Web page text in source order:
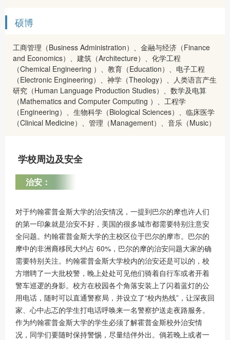
硕博
工商管理（Business Administration）、金融与经济（Finance
and Economics）、建筑（Architecture）、化学工程
（Chemical Engineering ）、教育（Education）、电子工程
（Electronic Engineering）、神学（Theology）、人类语言产生
研究（Human Language Production Studies）、数学及电算
（Mathematics and Computer Computing ）、工程学
（Engineering）、生物科学（Biological Sciences）、临床医学
（Clinical Medicine）、管理（Management）、音乐（Music）
学校周边及安全
治安：
对于约翰霍普金斯大学的治安情况，一提到巴尔的摩也许人们
的第一印象就是治安不好，美国的很多城市都需要特别注意安
全问题。约翰霍普金斯大学的主校区位于巴尔的摩市。巴尔的
摩中的非洲裔移民大约占 60%，巴尔的摩的治安问题大家的确
需要特别关注。约翰霍普金斯大学校内的治安还是可以的，校
方增聘了一大批校警，晚上处处可见他们骑着自行车或者开着
警车巡逻的身影。校方在校园各个角落安装上了闪着蓝灯的公
用电话，随时可以直通警察局，并设立了“校内热线”，让深夜回
家、心中忐忑的学生打电话呼唤来一名警察护送走夜路服务。
作为约翰霍普金斯大学的学生必须了解霍普金斯校外治安情
况，同学们要随时保持警惕，尽量结伴外出。倘若晚上或者一